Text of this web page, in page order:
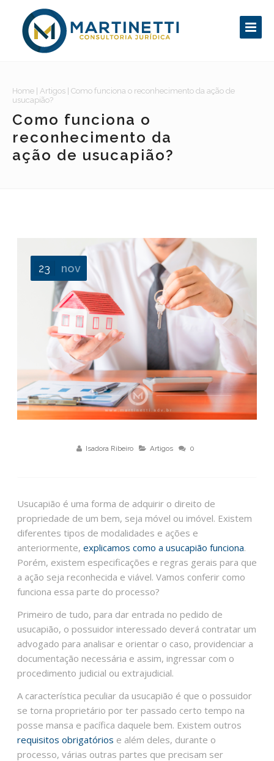
Home Artigos Como funciona o reconhecimento da ação de
usucapião?
Como funciona o
reconhecimento da
ação de usucapião?
Isadora Ribeiro Artigos 0
23 nov
Usucapião é uma forma de adquirir o direito de
propriedade de um bem, seja móvel ou imóvel. Existem
diferentes tipos de modalidades e ações e
anteriormente, explicamos como a usucapião funciona.
Porém, existem especificações e regras gerais para que
a ação seja reconhecida e viável. Vamos conferir como
funciona essa parte do processo?
Primeiro de tudo, para dar entrada no pedido de
usucapião, o possuidor interessado deverá contratar um
advogado para analisar e orientar o caso, providenciar a
documentação necessária e assim, ingressar com o
procedimento judicial ou extrajudicial.
A característica peculiar da usucapião é que o possuidor
se torna proprietário por ter passado certo tempo na
posse mansa e pacífica daquele bem. Existem outros
requisitos obrigatórios e além deles, durante o
processo, várias outras partes que precisam ser